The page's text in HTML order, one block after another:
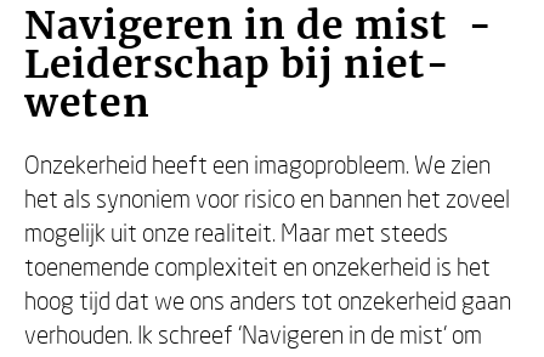
Navigeren in de mist -
Leiderschap bij niet-
weten
Onzekerheid heeft een imagoprobleem. We zien
het als synoniem voor risico en bannen het zoveel
mogelijk uit onze realiteit. Maar met steeds
toenemende complexiteit en onzekerheid is het
hoog tijd dat we ons anders tot onzekerheid gaan
verhouden. Ik schreef ‘Navigeren in de mist’ om